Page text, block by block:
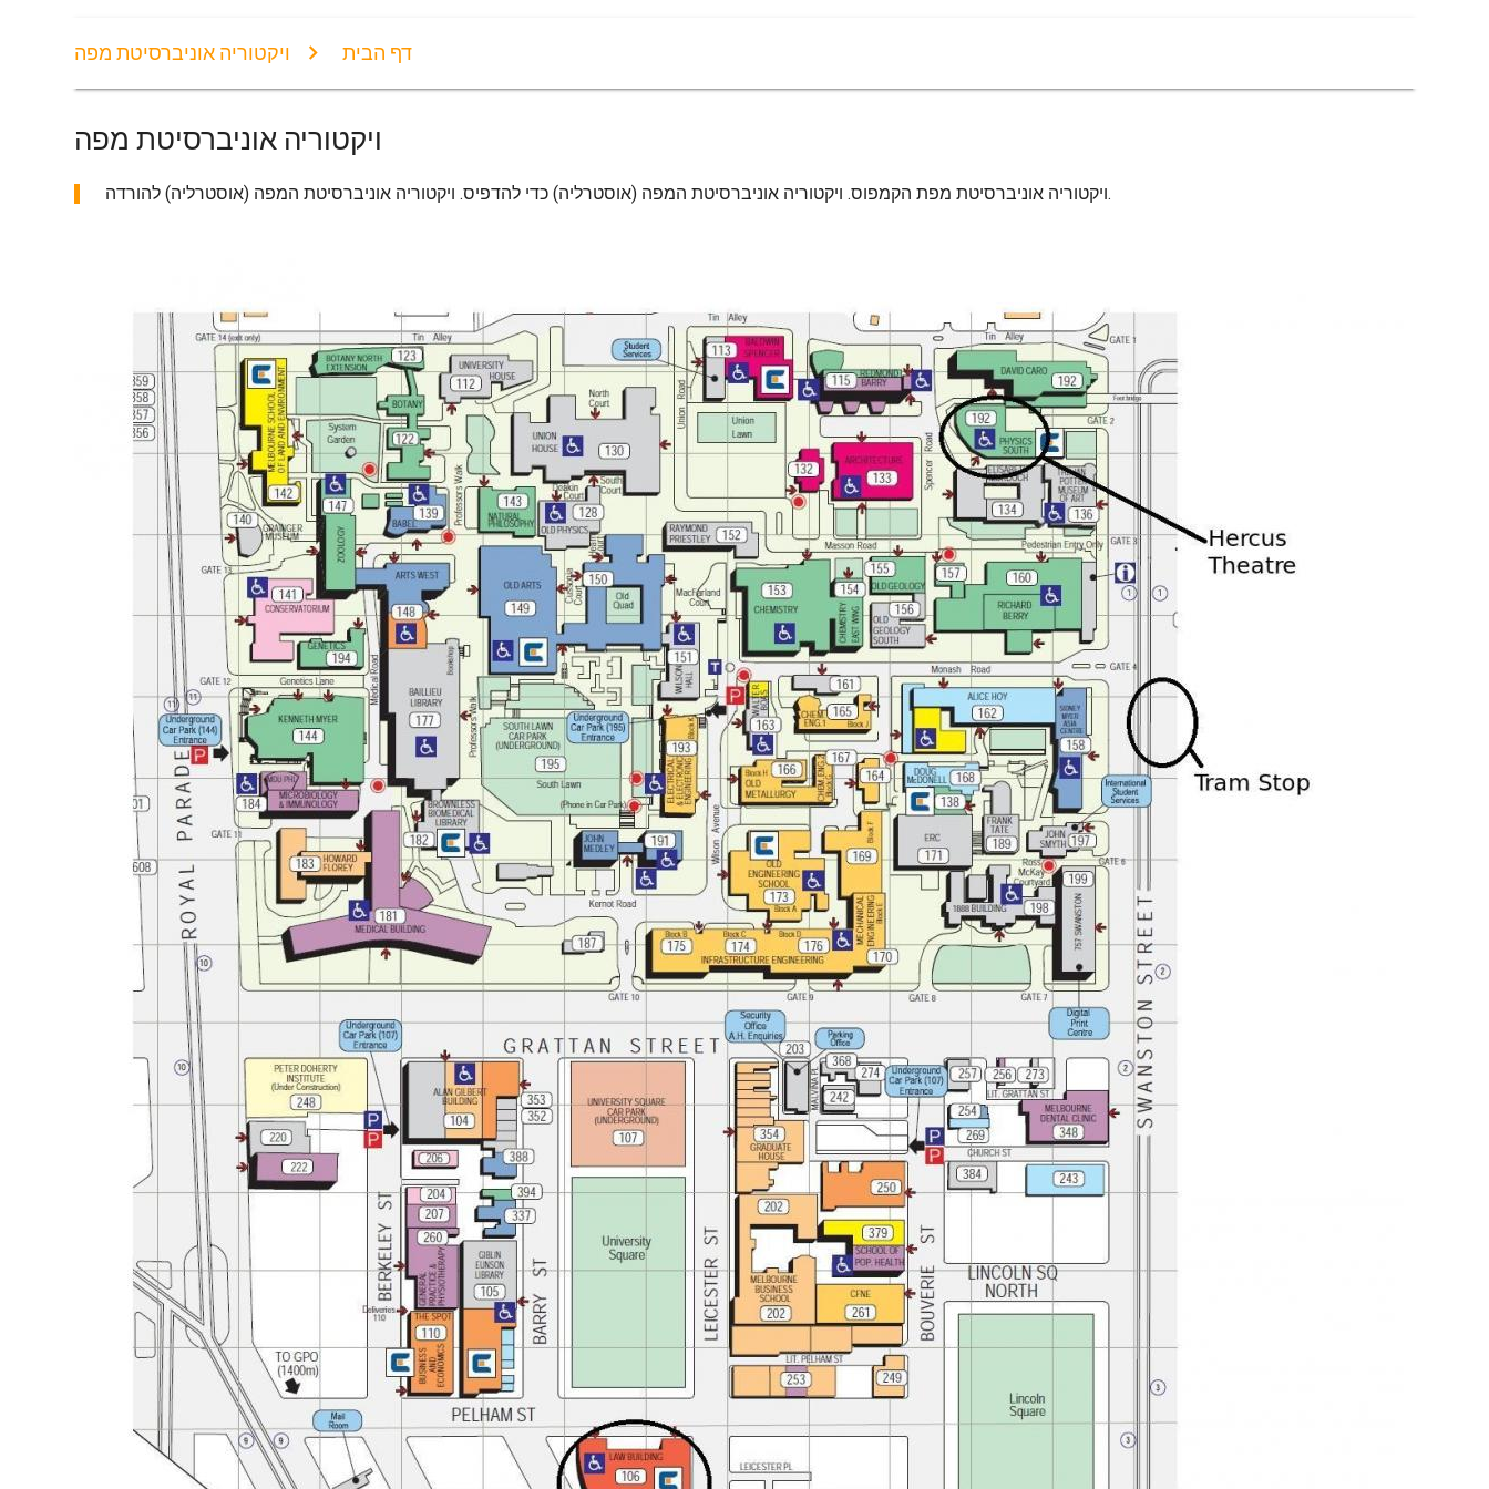
דף הבית ויקטוריה אוניברסיטת מפה
ויקטוריה אוניברסיטת מפה
ויקטוריה אוניברסיטת מפת הקמפוס. ויקטוריה אוניברסיטת המפה (אוסטרליה) כדי להדפיס. ויקטוריה אוניברסיטת המפה (אוסטרליה) להורדה.